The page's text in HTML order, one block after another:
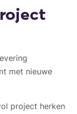
met nieuwe
project herken